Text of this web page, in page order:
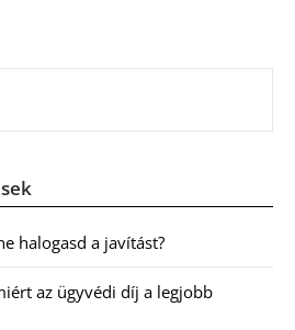
halogasd a javítást?
az ügyvédi díj a legjobb